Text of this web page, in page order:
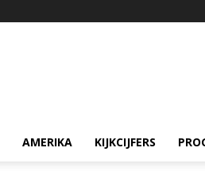
AMERIKA KIJKCIJFERS